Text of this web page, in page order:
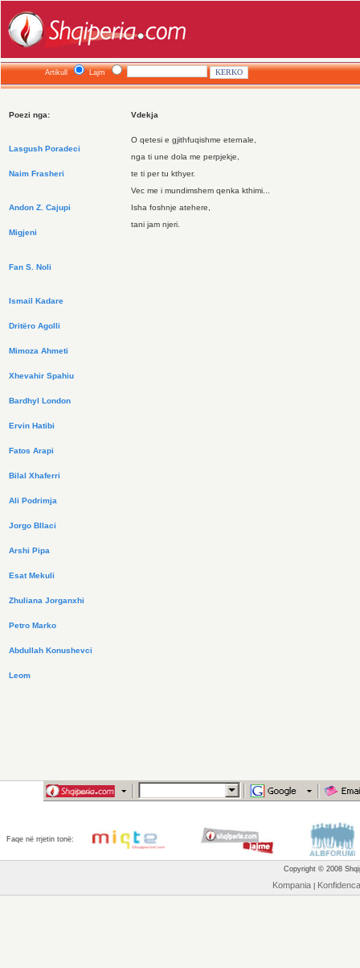
Artikull Lajm
Poezi nga:
Lasgush Poradeci
Naim Frasheri
Andon Z. Cajupi
Migjeni
Fan S. Noli
Ismail Kadare
Dritëro Agolli
Mimoza Ahmeti
Xhevahir Spahiu
Bardhyl London
Ervin Hatibi
Fatos Arapi
Bilal Xhaferri
Ali Podrimja
Jorgo Bllaci
Arshi Pipa
Esat Mekuli
Zhuliana Jorganxhi
Petro Marko
Abdullah Konushevci
Leom
Vdekja
O qetesi e gjithfuqishme eternale,
nga ti une dola me perpjekje,
te ti per tu kthyer.
Vec me i mundimshem qenka kthimi...
Isha foshnje atehere,
tani jam njeri.
Faqe në rrjetin tonë:
Copyright © 2008
Kompania| Konfidenca